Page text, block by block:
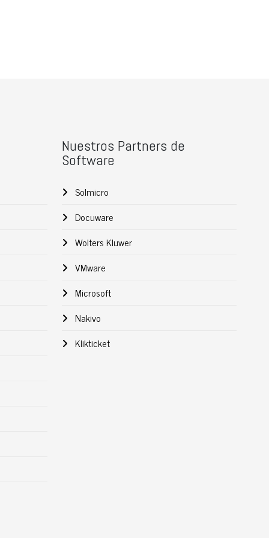
Nuestros Partners de
Software
Solmicro
Docuware
Wolters Kluwer
VMware
Microsoft
Nakivo
Klikticket